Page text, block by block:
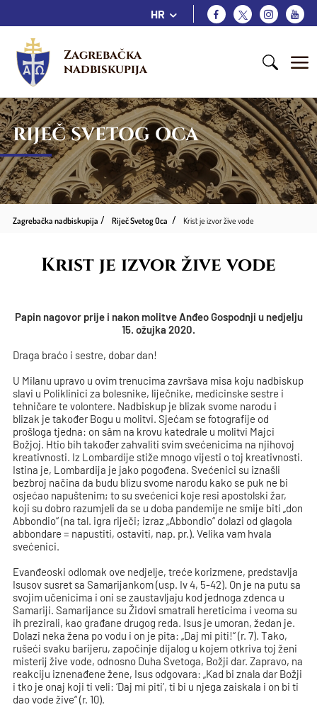
HR
Zagrebačka
nadbiskupija
RIJEČ SVETOG OCA
Zagrebačka nadbiskupija Riječ Svetog Oca Krist je izvor žive vode
Krist je izvor žive vode
Papin nagovor prije i nakon molitve Anđeo Gospodnji u nedjelju
15. ožujka 2020.
Draga braćo i sestre, dobar dan!
U Milanu upravo u ovim trenucima završava misa koju nadbiskup
slavi u Poliklinici za bolesnike, liječnike, medicinske sestre i
tehničare te volontere. Nadbiskup je blizak svome narodu i
blizak je također Bogu u molitvi. Sjećam se fotografije od
prošloga tjedna: on sâm na krovu katedrale u molitvi Majci
Božjoj. Htio bih također zahvaliti svim svećenicima na njihovoj
kreativnosti. Iz Lombardije stiže mnogo vijesti o toj kreativnosti.
Istina je, Lombardija je jako pogođena. Svećenici su iznašli
bezbroj načina da budu blizu svome narodu kako se puk ne bi
osjećao napuštenim; to su svećenici koje resi apostolski žar,
koji su dobro razumjeli da se u doba pandemije ne smije biti „don
Abbondio“ (na tal. igra riječi; izraz „Abbondio“ dolazi od glagola
abbondare = napustiti, ostaviti, nap. pr.). Velika vam hvala
svećenici.
Evanđeoski odlomak ove nedjelje, treće korizmene, predstavlja
Isusov susret sa Samarijankom (usp. Iv 4, 5-42). On je na putu sa
svojim učenicima i oni se zaustavljaju kod jednoga zdenca u
Samariji. Samarijance su Židovi smatrali hereticima i veoma su
ih prezirali, kao građane drugog reda. Isus je umoran, žedan je.
Dolazi neka žena po vodu i on je pita: „Daj mi piti!“ (r. 7). Tako,
rušeći svaku barijeru, započinje dijalog u kojem otkriva toj ženi
misterij žive vode, odnosno Duha Svetoga, Božji dar. Zapravo, na
reakciju iznenađene žene, Isus odgovara: „Kad bi znala dar Božji
i tko je onaj koji ti veli: ‘Daj mi piti’, ti bi u njega zaiskala i on bi ti
dao vode žive“ (r. 10).